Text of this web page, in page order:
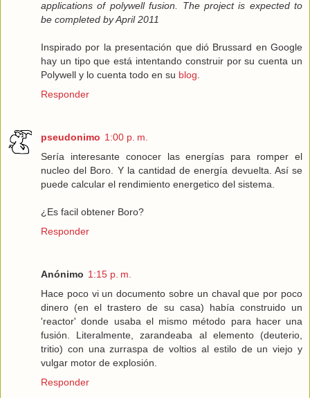
applications of polywell fusion. The project is expected to
be completed by April 2011
Inspirado por la presentación que dió Brussard en Google
hay un tipo que está intentando construir por su cuenta un
Polywell y lo cuenta todo en su blog.
Responder
pseudonimo 1:00 p. m.
Sería interesante conocer las energías para romper el
nucleo del Boro. Y la cantidad de energía devuelta. Así se
puede calcular el rendimiento energetico del sistema.
¿Es facil obtener Boro?
Responder
Anónimo 1:15 p. m.
Hace poco vi un documento sobre un chaval que por poco
dinero (en el trastero de su casa) había construido un
'reactor' donde usaba el mismo método para hacer una
fusión. Literalmente, zarandeaba al elemento (deuterio,
tritio) con una zurraspa de voltios al estilo de un viejo y
vulgar motor de explosión.
Responder